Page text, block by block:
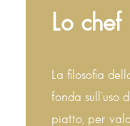
Lo chef
La filosofia
fonda sull’uso
piatto, per